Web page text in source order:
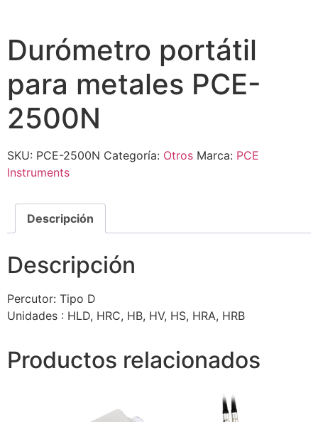
Durómetro portátil
para metales PCE-
2500N
SKU: PCE-2500N Categoría: Otros Marca: PCE
Instruments
Descripción
Descripción
Percutor: Tipo D
Unidades : HLD, HRC, HB, HV, HS, HRA, HRB
Productos relacionados